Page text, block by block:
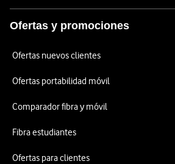
Ofertas y promociones
Ofertas nuevos clientes
Ofertas portabilidad móvil
Comparador fibra y móvil
Fibra estudiantes
Ofertas para clientes